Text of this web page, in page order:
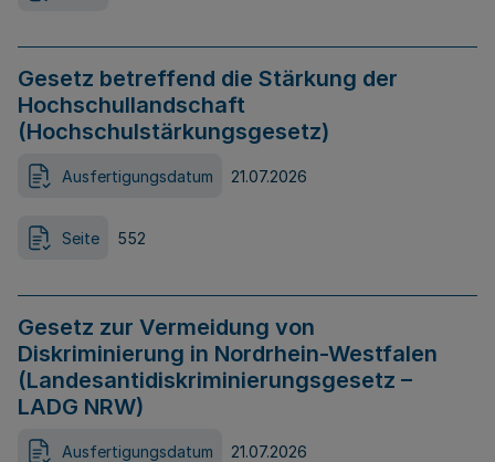
Gesetz betreffend die Stärkung der
Hochschullandschaft
(Hochschulstärkungsgesetz)
Ausfertigungsdatum 21.07.2026
Seite 552
Gesetz zur Vermeidung von
Diskriminierung in Nordrhein-Westfalen
(Landesantidiskriminierungsgesetz –
LADG NRW)
Ausfertigungsdatum 21.07.2026